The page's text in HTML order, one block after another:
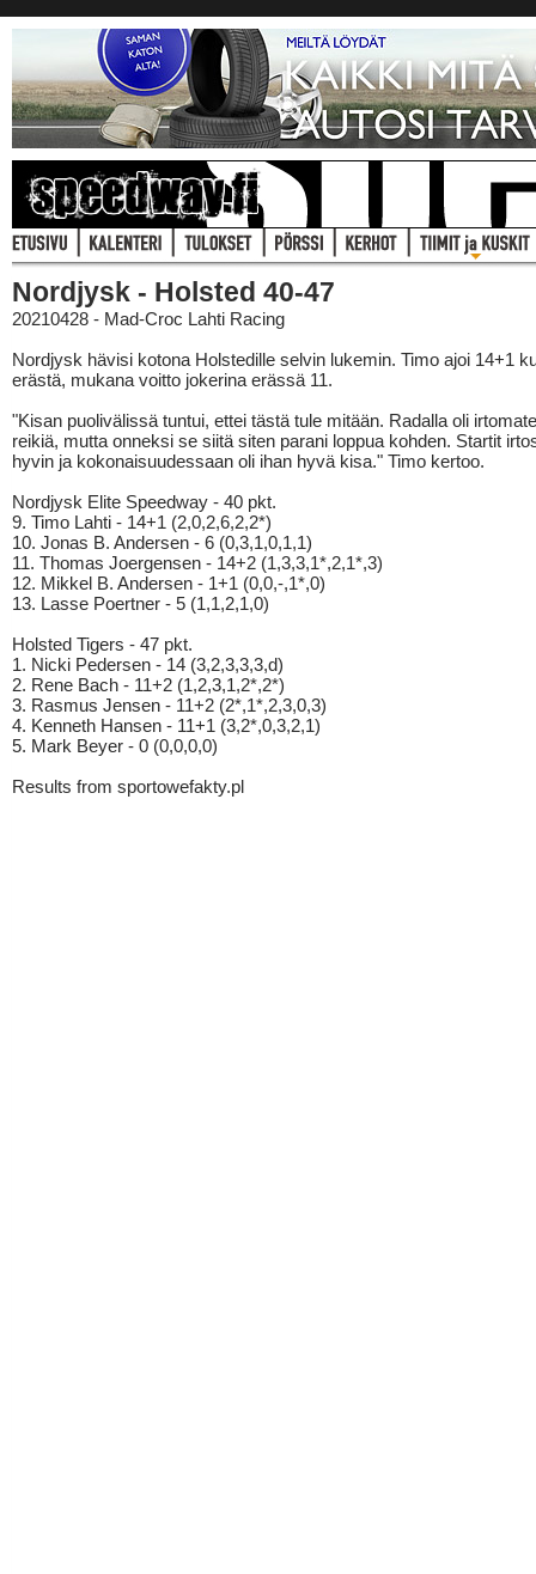
Nordjysk - Holsted 40-47
20210428 - Mad-Croc Lahti Racing
Nordjysk hävisi kotona Holstedille selvin lukemin. Timo ajoi 14+1
erästä, mukana voitto jokerina erässä 11.
"Kisan puolivälissä tuntui, ettei tästä tule mitään. Radalla oli
reikiä, mutta onneksi se siitä siten parani loppua kohden. Startit
hyvin ja kokonaisuudessaan oli ihan hyvä kisa." Timo kertoo.
Nordjysk Elite Speedway - 40 pkt.
9. Timo Lahti - 14+1 (2,0,2,6,2,2*)
10. Jonas B. Andersen - 6 (0,3,1,0,1,1)
11. Thomas Joergensen - 14+2 (1,3,3,1*,2,1*,3)
12. Mikkel B. Andersen - 1+1 (0,0,-,1*,0)
13. Lasse Poertner - 5 (1,1,2,1,0)
Holsted Tigers - 47 pkt.
1. Nicki Pedersen - 14 (3,2,3,3,3,d)
2. Rene Bach - 11+2 (1,2,3,1,2*,2*)
3. Rasmus Jensen - 11+2 (2*,1*,2,3,0,3)
4. Kenneth Hansen - 11+1 (3,2*,0,3,2,1)
5. Mark Beyer - 0 (0,0,0,0)
Results from sportowefakty.pl